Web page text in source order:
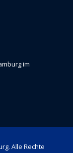
im
Alle Rechte